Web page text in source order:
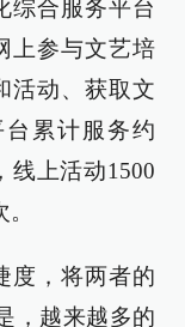
综合服务平台
上参与文艺培
活动、获取文
累计服务约
线上活动1500
度，将两者的
，越来越多的